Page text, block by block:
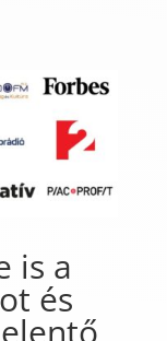
is a
és